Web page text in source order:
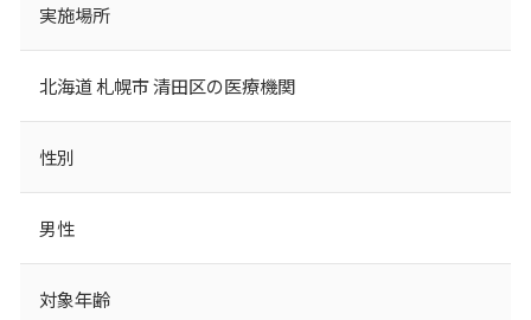
実施場所
北海道 札幌市 清田区の医療機関
性別
男性
対象年齢